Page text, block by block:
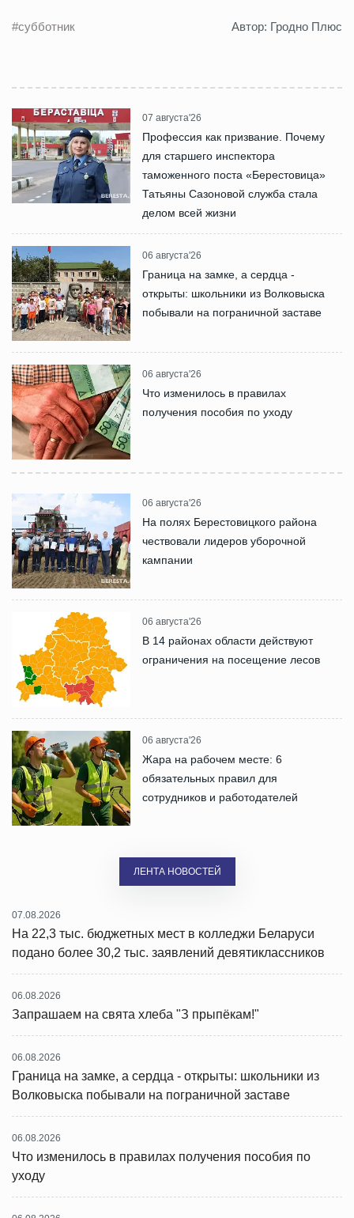
#субботник Автор: Гродно Плюс
07 августа'26
Профессия как призвание. Почему
для старшего инспектора
таможенного поста «Берестовица»
Татьяны Сазоновой служба стала
делом всей жизни
06 августа'26
Граница на замке, а сердца -
открыты: школьники из Волковыска
побывали на пограничной заставе
06 августа'26
Что изменилось в правилах
получения пособия по уходу
06 августа'26
На полях Берестовицкого района
чествовали лидеров уборочной
кампании
06 августа'26
В 14 районах области действуют
ограничения на посещение лесов
06 августа'26
Жара на рабочем месте: 6
обязательных правил для
сотрудников и работодателей
ЛЕНТА НОВОСТЕЙ
07.08.2026
На 22,3 тыс. бюджетных мест в колледжи Беларуси
подано более 30,2 тыс. заявлений девятиклассников
06.08.2026
Запрашаем на свята хлеба "З прыпёкам!"
06.08.2026
Граница на замке, а сердца - открыты: школьники из
Волковыска побывали на пограничной заставе
06.08.2026
Что изменилось в правилах получения пособия по
уходу